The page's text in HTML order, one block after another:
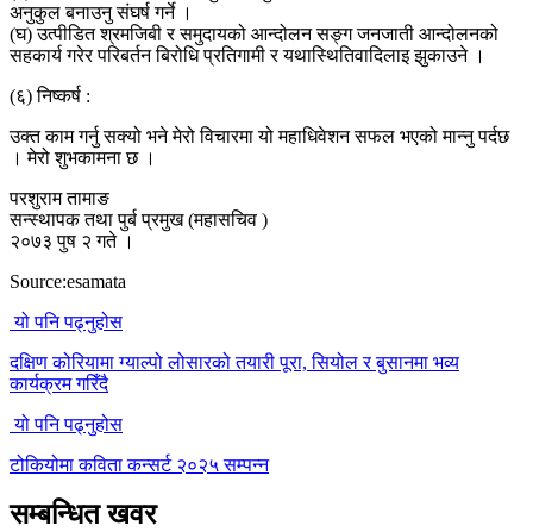
अनुकुल बनाउनु संघर्ष गर्ने ।
(घ) उत्पीडित श्रमजिबी र समुदायको आन्दोलन सङ्ग जनजाती आन्दोलनको
सहकार्य गरेर परिबर्तन बिरोधि प्रतिगामी र यथास्थितिवादिलाइ झुकाउने ।
(६) निष्कर्ष :
उक्त काम गर्नु सक्यो भने मेरो विचारमा यो महाधिवेशन सफल भएको मान्नु पर्दछ
। मेरो शुभकामना छ ।
परशुराम तामाङ
सन्स्थापक तथा पुर्ब प्रमुख (महासचिव )
२०७३ पुष २ गते ।
Source:esamata
यो पनि पढ्नुहोस
दक्षिण कोरियामा ग्याल्पो लोसारको तयारी पूरा, सियोल र बुसानमा भव्य
कार्यक्रम गरिँदै
यो पनि पढ्नुहोस
टोकियोमा कविता कन्सर्ट २०२५ सम्पन्न
सम्बन्धित खवर